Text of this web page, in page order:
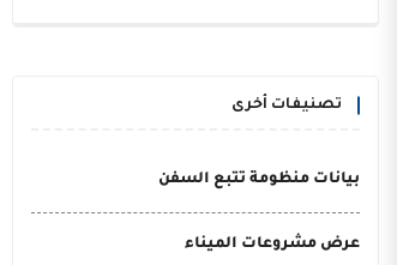
تصنيفات أخرى
بيانات منظومة تتبع السفن
عرض مشروعات الميناء